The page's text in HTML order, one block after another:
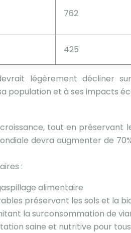
762
425
légèrement décliner
population et à ses impacts
tout en préservant
devra augmenter de
:
alimentaire
préservant les sols et la
la surconsommation de
saine et nutritive pour tous